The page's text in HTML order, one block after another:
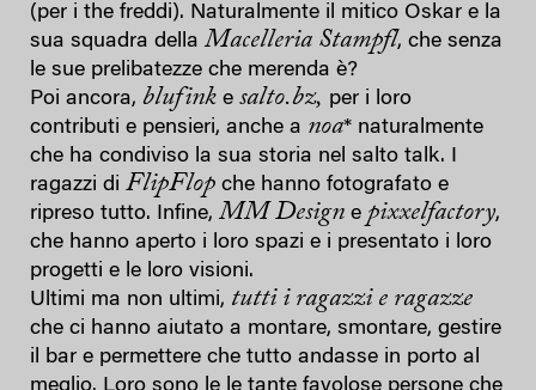
(per i the freddi). Naturalmente il mitico Oskar e la
sua squadra della Macelleria Stampfl, che senza
le sue prelibatezze che merenda è?
Poi ancora, blufink e salto.bz, per i loro
contributi e pensieri, anche a noa* naturalmente
che ha condiviso la sua storia nel salto talk. I
ragazzi di FlipFlop che hanno fotografato e
ripreso tutto. Infine, MM Design e pixxelfactory,
che hanno aperto i loro spazi e i presentato i loro
progetti e le loro visioni.
Ultimi ma non ultimi, tutti i ragazzi e ragazze
che ci hanno aiutato a montare, smontare, gestire
il bar e permettere che tutto andasse in porto al